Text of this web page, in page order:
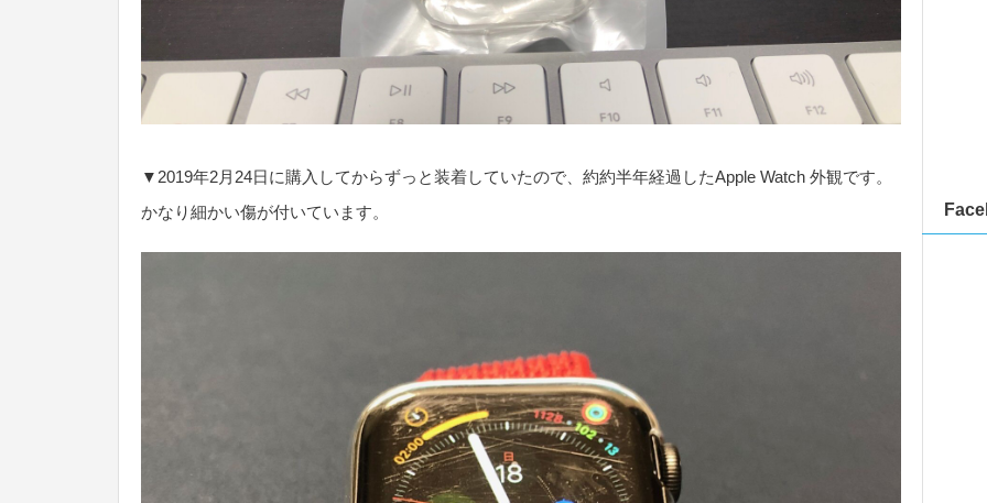
▼2019年2月24日に購入してからずっと装着していたので、約約半年経過したApple Watch 外観です。
かなり細かい傷が付いています。